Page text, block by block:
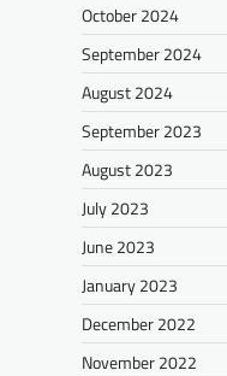
October 2024
September 2024
August 2024
September 2023
August 2023
July 2023
June 2023
January 2023
December 2022
November 2022